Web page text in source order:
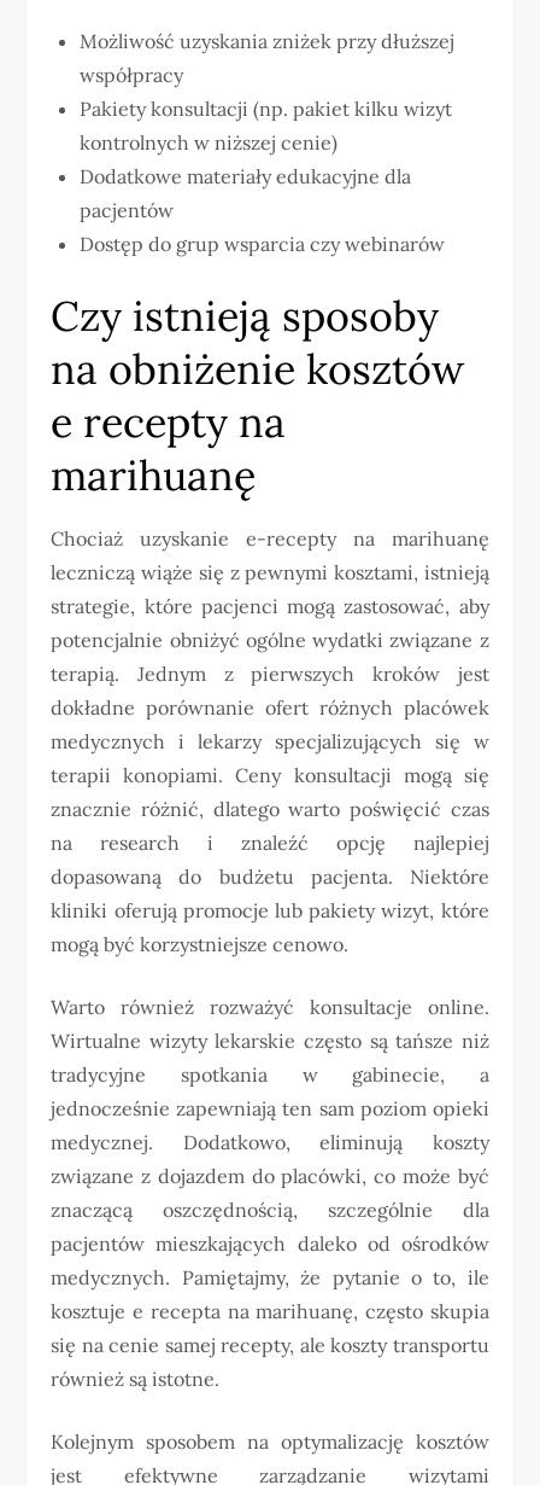
Możliwość uzyskania zniżek przy dłuższej
współpracy
Pakiety konsultacji (np. pakiet kilku wizyt
kontrolnych w niższej cenie)
Dodatkowe materiały edukacyjne dla
pacjentów
Dostęp do grup wsparcia czy webinarów
Czy istnieją sposoby
na obniżenie kosztów
e recepty na
marihuanę
Chociaż uzyskanie e-recepty na marihuanę
leczniczą wiąże się z pewnymi kosztami, istnieją
strategie, które pacjenci mogą zastosować, aby
potencjalnie obniżyć ogólne wydatki związane z
terapią. Jednym z pierwszych kroków jest
dokładne porównanie ofert różnych placówek
medycznych i lekarzy specjalizujących się w
terapii konopiami. Ceny konsultacji mogą się
znacznie różnić, dlatego warto poświęcić czas
na research i znaleźć opcję najlepiej
dopasowaną do budżetu pacjenta. Niektóre
kliniki oferują promocje lub pakiety wizyt, które
mogą być korzystniejsze cenowo.
Warto również rozważyć konsultacje online.
Wirtualne wizyty lekarskie często są tańsze niż
tradycyjne spotkania w gabinecie, a
jednocześnie zapewniają ten sam poziom opieki
medycznej. Dodatkowo, eliminują koszty
związane z dojazdem do placówki, co może być
znaczącą oszczędnością, szczególnie dla
pacjentów mieszkających daleko od ośrodków
medycznych. Pamiętajmy, że pytanie o to, ile
kosztuje e recepta na marihuanę, często skupia
się na cenie samej recepty, ale koszty transportu
również są istotne.
Kolejnym sposobem na optymalizację kosztów
jest efektywne zarządzanie wizytami